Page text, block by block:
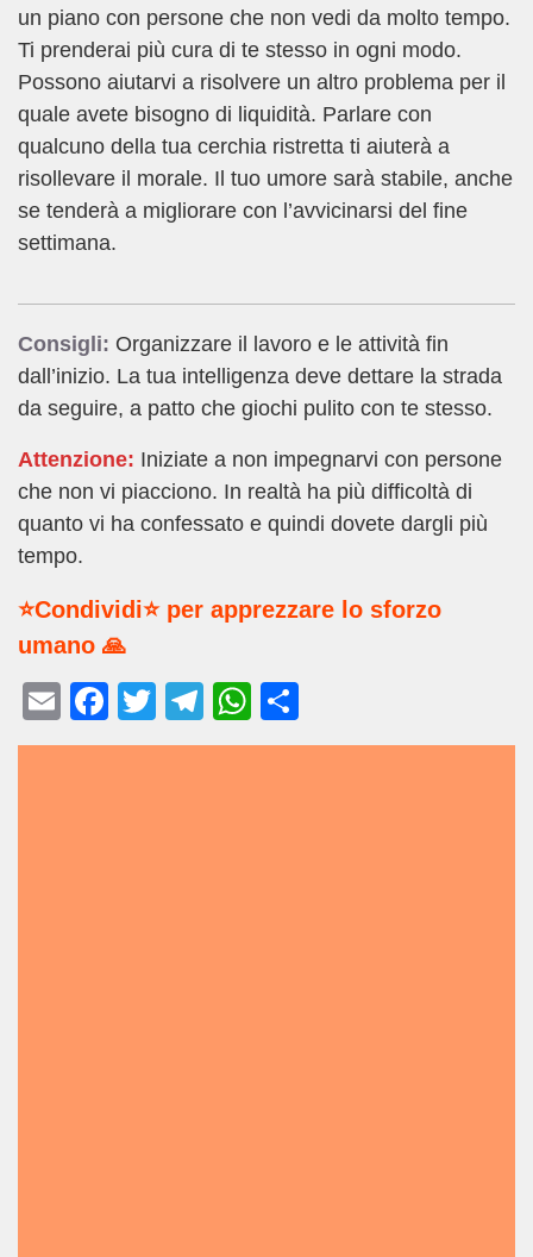
un piano con persone che non vedi da molto tempo.
Ti prenderai più cura di te stesso in ogni modo.
Possono aiutarvi a risolvere un altro problema per il
quale avete bisogno di liquidità. Parlare con
qualcuno della tua cerchia ristretta ti aiuterà a
risollevare il morale. Il tuo umore sarà stabile, anche
se tenderà a migliorare con l’avvicinarsi del fine
settimana.
Consigli: Organizzare il lavoro e le attività fin
dall’inizio. La tua intelligenza deve dettare la strada
da seguire, a patto che giochi pulito con te stesso.
Attenzione: Iniziate a non impegnarvi con persone
che non vi piacciono. In realtà ha più difficoltà di
quanto vi ha confessato e quindi dovete dargli più
tempo.
⭐Condividi⭐ per apprezzare lo sforzo
umano 🙏
E
m
F
a
T
wi
T
el
W
h
o